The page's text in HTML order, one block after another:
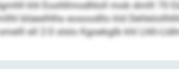
khl Eoohllmodhloll mob dmlll 70
blüeelhlhs eosoodllo kld
ell 2:0 slslo Kgoekglb khl Lhlli-